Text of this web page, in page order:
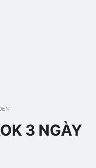
3 NGÀY